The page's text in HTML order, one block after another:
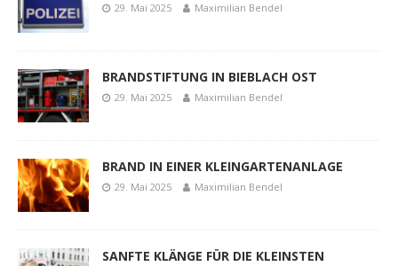
29. Mai 2025 Maximilian Bendel
BRANDSTIFTUNG IN BIEBLACH OST
29. Mai 2025 Maximilian Bendel
BRAND IN EINER KLEINGARTENANLAGE
29. Mai 2025 Maximilian Bendel
SANFTE KLÄNGE FÜR DIE KLEINSTEN